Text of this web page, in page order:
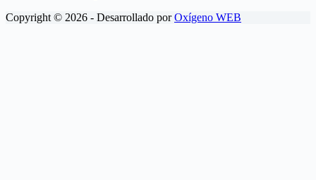
Copyright © 2026 - Desarrollado porOxígeno WEB